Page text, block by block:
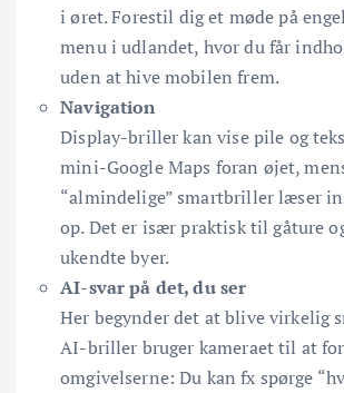
i øret. Forestil dig et møde på
menu i udlandet, hvor du får
uden at hive mobilen frem.
Navigation
Display-briller kan vise pile og
mini-Google Maps foran øjet,
“almindelige” smartbriller læser
op. Det er især praktisk til gåture
ukendte byer.
AI-svar på det, du ser
Her begynder det at blive virkelig
AI-briller bruger kameraet til at
omgivelserne: Du kan fx spørge